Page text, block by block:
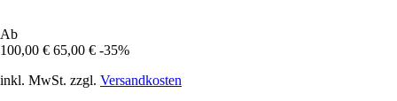
Ab
100,00 € 65,00 € -35%
inkl. MwSt. zzgl. Versandkosten